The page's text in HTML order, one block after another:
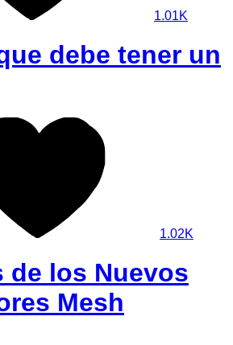
1.01K
debe tener un
1.02K
de los Nuevos
Mesh